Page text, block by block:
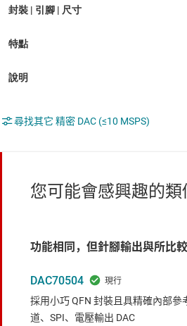
尋找其它 精密 DAC (≤10 MSPS)
您可能會感興趣的類
功能相同，但針腳輸出與所比較
DAC70504
採用小巧 QFN 封裝且具精確內部參
道、SPI、電壓輸出 DAC